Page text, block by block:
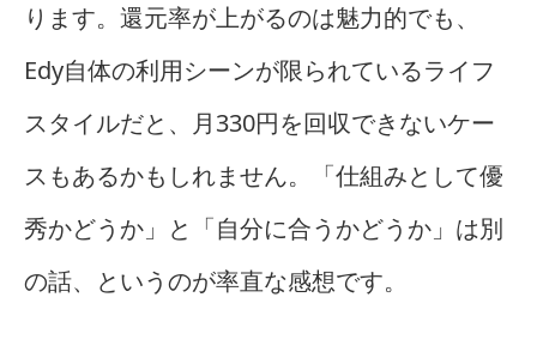
ります。還元率が上がるのは魅力的でも、
Edy自体の利用シーンが限られているライフ
スタイルだと、月330円を回収できないケー
スもあるかもしれません。「仕組みとして優
秀かどうか」と「自分に合うかどうか」は別
の話、というのが率直な感想です。